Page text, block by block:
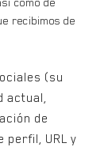
recibimos de
(su
actual,
de
URL y